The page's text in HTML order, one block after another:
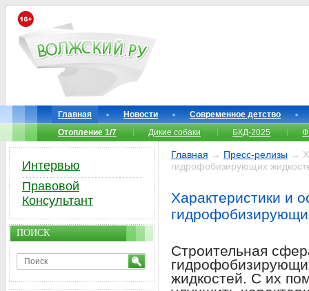
Главная Новости
Современное детство
Отопление 1/7
Дикие собаки БКД-2025
Главная → Пресс-релизы →
гидрофобизирующих
Характеристики и
Строительная
жидкостей. С их
Интервью
Правовой
Консультант
ПОИСК